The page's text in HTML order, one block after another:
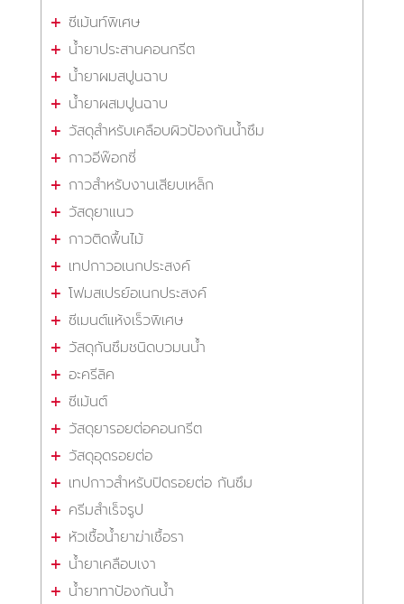
ซีเม้นท์พิเศษ
น้ำยาประสานคอนกรีต
น้ำยาผมสปูนฉาบ
น้ำยาผสมปูนฉาบ
วัสดุสำหรับเคลือบผิวป้องกันน้ำซึม
กาวอีพ๊อกซี่
กาวสำหรับงานเสียบเหล็ก
วัสดุยาแนว
กาวติดพื้นไม้
เทปกาวอเนกประสงค์
โฟมสเปรย์อเนกประสงค์
ซีเมนต์แห้งเร็วพิเศษ
วัสดุกันซึมชนิดบวมนน้ำ
อะครีลิค
ซีเม้นต์
วัสดุยารอยต่อคอนกรีต
วัสดุอุดรอยต่อ
เทปกาวสำหรับปิดรอยต่อ กันซึม
ครีมสำเร็จรูป
หัวเชื้อน้ำยาฆ่าเชื้อรา
น้ำยาเคลือบเงา
น้ำยาทาป้องกันน้ำ